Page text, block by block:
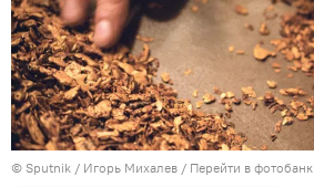
© Sputnik / Игорь Михалев / Перейти в фотобанк